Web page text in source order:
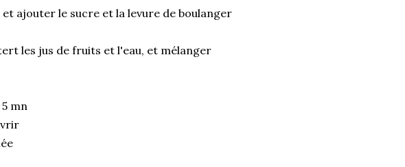
ajouter le sucre et la levure de boulanger
les jus de fruits et l'eau, et mélanger
mn